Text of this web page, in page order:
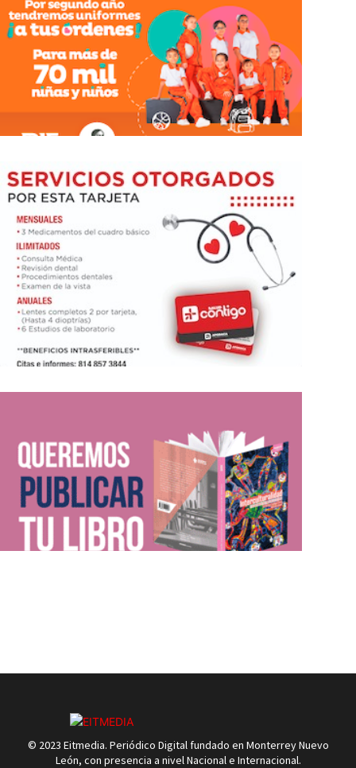
© 2023 Eitmedia. Periódico Digital fundado en Monterrey Nuevo
León, con presencia a nivel Nacional e Internacional.